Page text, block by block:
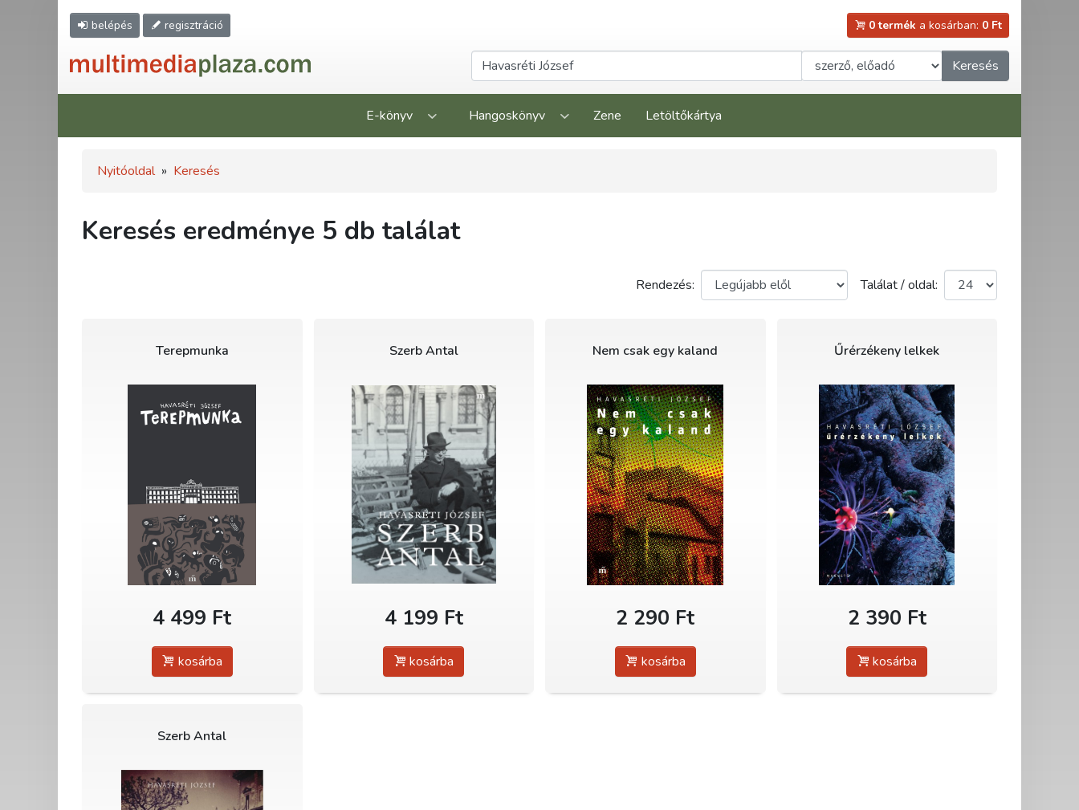
belépés regisztráció 0 termék a kosárban: 0 Ft
Keresés
E-könyv Hangoskönyv Zene Letöltőkártya
Nyitóoldal » Keresés
Keresés eredménye 5 db találat
Rendezés: Találat / oldal:
Terepmunka
4 499 Ft
kosárba
Szerb Antal
4 199 Ft
kosárba
Nem csak egy kaland
2 290 Ft
kosárba
Űrérzékeny lelkek
2 390 Ft
kosárba
Szerb Antal